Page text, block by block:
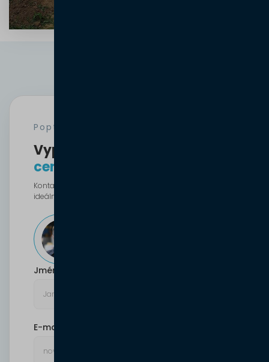
Poptávka
Vyplňte formulář a získejte
cenovou nabídku zdarma
Kontaktujte nás jednoduše online a společně najdeme
ideální řešení pro váš projekt!
Jméno a příjmení
E-mail